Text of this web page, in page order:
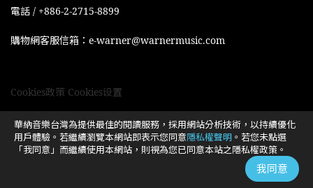
電話 / +886-2-2715-8899
購物網客服信箱：e-warner@warnermusic.com
Cookies政策 Cookies设置
華納音樂台灣為提供最佳的閱讀服務，採用網站分析技術，以持續優化
用戶體驗。若繼續瀏覽本網站即表示您同意隱私權聲明 。若您未點選
「我同意」而繼續使用本網站，則視為您已同意本站之隱私權政策。
我同意